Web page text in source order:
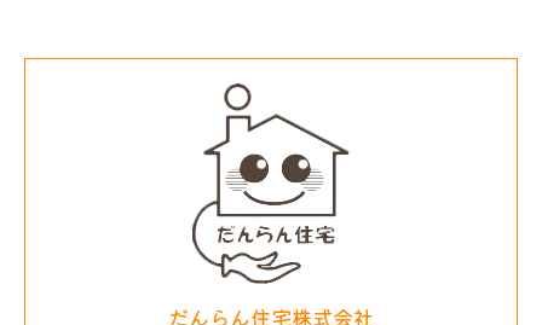
だんらん住宅株式会社